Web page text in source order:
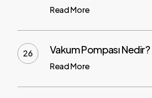
Read More
Vakum Pompası Nedir?
Read More